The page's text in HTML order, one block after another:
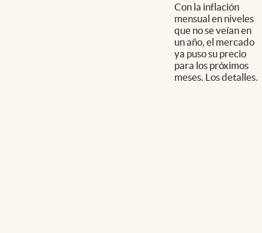
Con la inflación
mensual en niveles
que no se veían en
un año, el mercado
ya puso su precio
para los próximos
meses. Los detalles.